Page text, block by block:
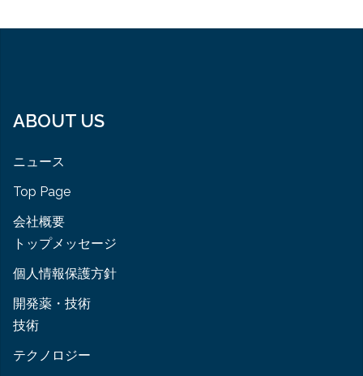
ABOUT US
ニュース
Top Page
会社概要
トップメッセージ
個人情報保護方針
開発薬・技術
技術
テクノロジー